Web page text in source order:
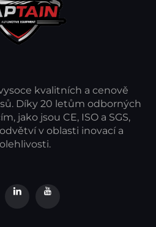
kvalitních a cenově
Díky 20 letům odborných
jako jsou CE, ISO a SGS,
v oblasti inovací a